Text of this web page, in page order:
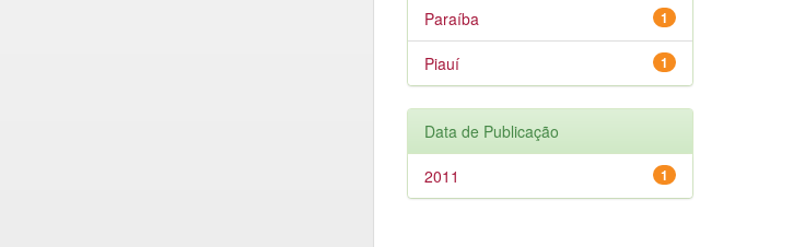
1
Paraíba
1
Piauí
Data de Publicação
1
2011